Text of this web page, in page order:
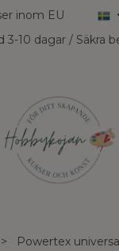
inom EU
3-10 dagar / Säkra
Powertex